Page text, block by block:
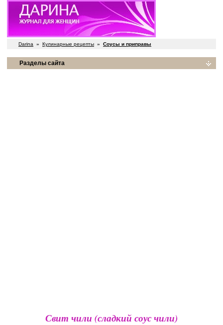
Darina » Кулинарные рецепты » Соусы и приправы
Разделы сайта
Свит чили (сладкий соус чили)